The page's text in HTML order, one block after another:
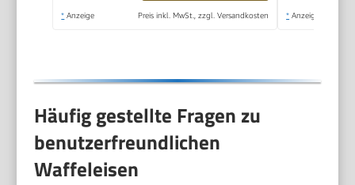
einfache Reinigung
* Anzeige Preis inkl. MwSt., zzgl. Versandkosten * Anzeige
Häufig gestellte Fragen zu
benutzerfreundlichen
Waffeleisen